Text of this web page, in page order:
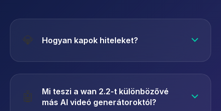
💎 Hogyan kapok hiteleket?
Kérjük, látogasson el az Árok oldalunkra, hogy
rugalmas vásárlási lehetőséget kínálunk Önnek.
🤖
Mi teszi a wan 2.2-t különbözővé
más AI videó generátoroktól?